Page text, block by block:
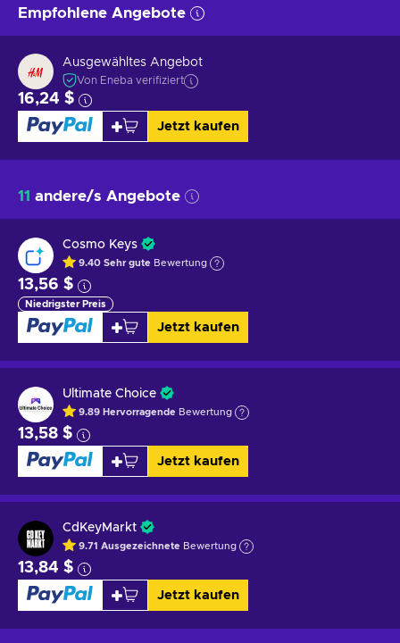
Empfohlene Angebote
Ausgewähltes Angebot
Von Eneba verifiziert
16,24 $
Jetzt kaufen
11 andere/s Angebote
Cosmo Keys
9.40 Sehr gute Bewertung
13,56 $
Niedrigster Preis
Jetzt kaufen
Ultimate Choice
9.89 Hervorragende Bewertung
13,58 $
Jetzt kaufen
CdKeyMarkt
9.71 Ausgezeichnete Bewertung
13,84 $
Jetzt kaufen